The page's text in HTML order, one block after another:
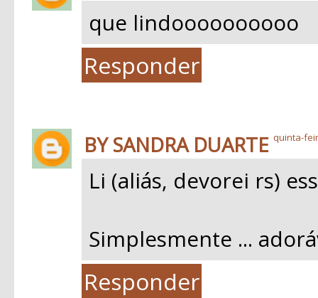
que lindoooooooooo
Responder
BY SANDRA DUARTE quinta-
Li (aliás, devorei rs)
Simplesmente ...
Responder